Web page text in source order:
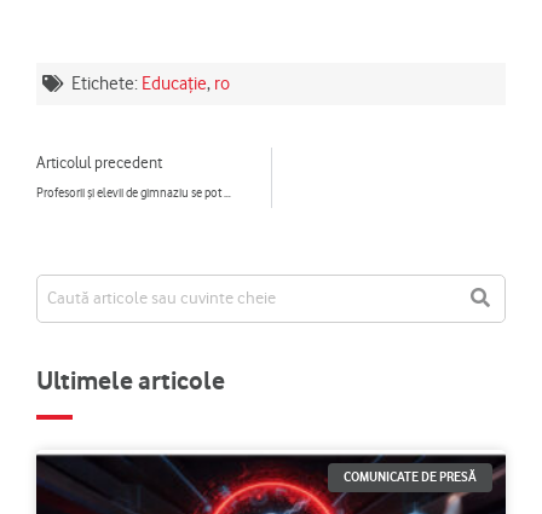
Etichete: Educație, ro
Articolul precedent
Profesorii și elevii de gimnaziu se pot pregăti pentru viitor cu 12 lecții digitale noi, disponibile pe platforma „Școala din viitor”
Ultimele articole
COMUNICATE DE PRESĂ